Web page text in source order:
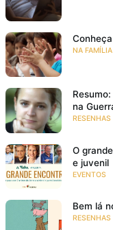
NA FAMÍLIA
na
RESENHAS
O
e juvenil
EVENTOS
Bem lá
RESENHAS